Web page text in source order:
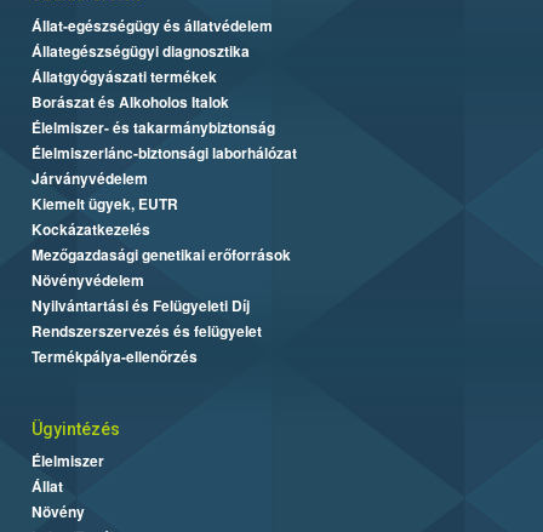
Állat-egészségügy és állatvédelem
Állategészségügyi diagnosztika
Állatgyógyászati termékek
Borászat és Alkoholos Italok
Élelmiszer- és takarmánybiztonság
Élelmiszerlánc-biztonsági laborhálózat
Járványvédelem
Kiemelt ügyek, EUTR
Kockázatkezelés
Mezőgazdasági genetikai erőforrások
Növényvédelem
Nyilvántartási és Felügyeleti Díj
Rendszerszervezés és felügyelet
Termékpálya-ellenőrzés
Ügyintézés
Élelmiszer
Állat
Növény